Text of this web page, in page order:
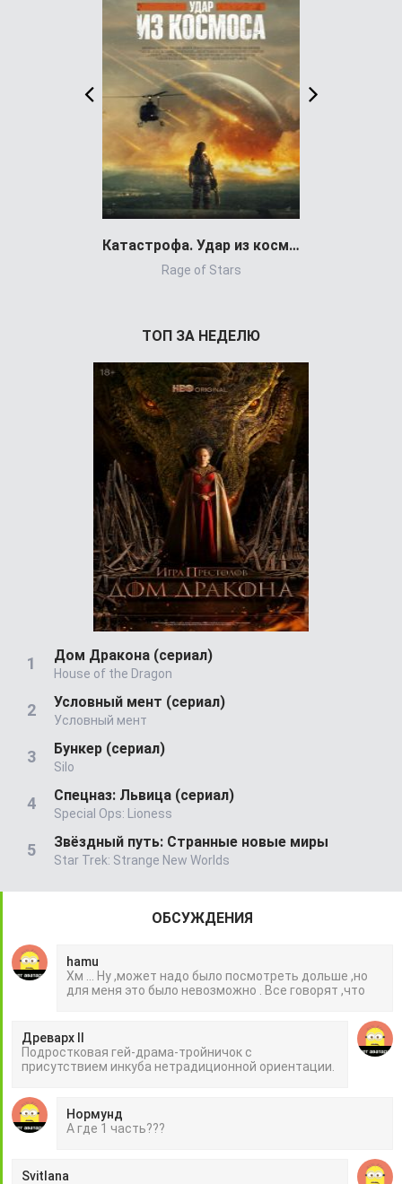
Катастрофа. Удар из космоса (фильм 2026)
Rage of Stars
ТОП ЗА НЕДЕЛЮ
Дом Дракона (сериал)
House of the Dragon
Условный мент (сериал)
Условный мент
Бункер (сериал)
Silo
Спецназ: Львица (сериал)
Special Ops: Lioness
Звёздный путь: Странные новые миры
Star Trek: Strange New Worlds
ОБСУЖДЕНИЯ
hamu
Хм ... Ну ,может надо было посмотреть дольше ,но
для меня это было невозможно . Все говорят ,что
Древарх II
Подростковая гей-драма-тройничок с
присутствием инкуба нетрадиционной ориентации.
Нормунд
А где 1 часть???
Svitlana